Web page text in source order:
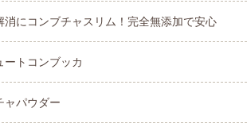
消にコンブチャスリム！完全無添加で安心
ートコンブッカ
ャパウダー